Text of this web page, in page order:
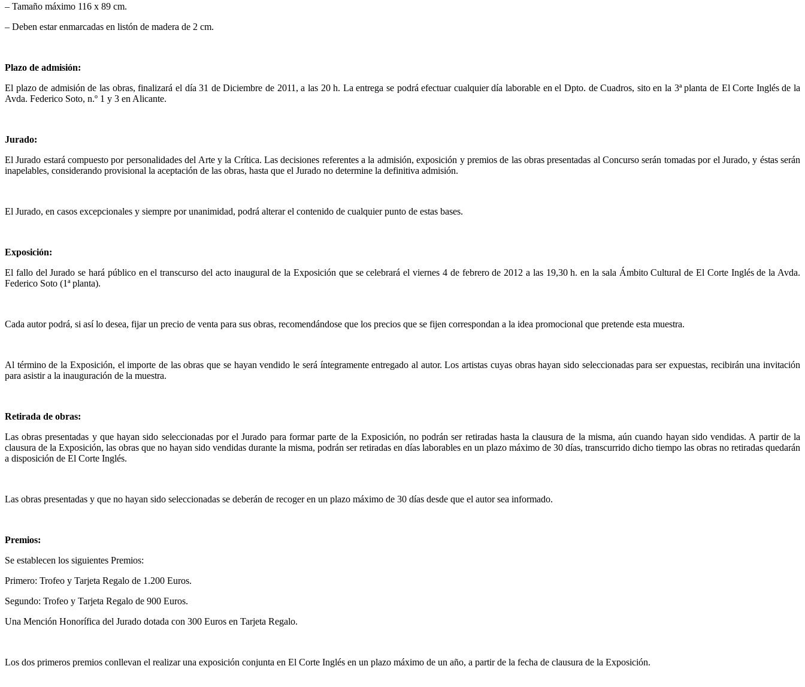
– Tamaño máximo 116 x 89 cm.
– Deben estar enmarcadas en listón de madera de 2 cm.
Plazo de admisión:
El plazo de admisión de las obras, finalizará el día 31 de Diciembre de 2011, a las 20 h. La entrega se podrá efectuar cualquier día laborable en el Dpto. de Cuadros, sito en la 3ª planta de El Corte Inglés de la
Avda. Federico Soto, n.º 1 y 3 en Alicante.
Jurado:
El Jurado estará compuesto por personalidades del Arte y la Crítica. Las decisiones referentes a la admisión, exposición y premios de las obras presentadas al Concurso serán tomadas por el Jurado, y éstas serán
inapelables, considerando provisional la aceptación de las obras, hasta que el Jurado no determine la definitiva admisión.
El Jurado, en casos excepcionales y siempre por unanimidad, podrá alterar el contenido de cualquier punto de estas bases.
Exposición:
El fallo del Jurado se hará público en el transcurso del acto inaugural de la Exposición que se celebrará el viernes 4 de febrero de 2012 a las 19,30 h. en la sala Ámbito Cultural de El Corte Inglés de la Avda.
Federico Soto (1ª planta).
Cada autor podrá, si así lo desea, fijar un precio de venta para sus obras, recomendándose que los precios que se fijen correspondan a la idea promocional que pretende esta muestra.
Al término de la Exposición, el importe de las obras que se hayan vendido le será íntegramente entregado al autor. Los artistas cuyas obras hayan sido seleccionadas para ser expuestas, recibirán una invitación
para asistir a la inauguración de la muestra.
Retirada de obras:
Las obras presentadas y que hayan sido seleccionadas por el Jurado para formar parte de la Exposición, no podrán ser retiradas hasta la clausura de la misma, aún cuando hayan sido vendidas. A partir de la
clausura de la Exposición, las obras que no hayan sido vendidas durante la misma, podrán ser retiradas en días laborables en un plazo máximo de 30 días, transcurrido dicho tiempo las obras no retiradas quedarán
a disposición de El Corte Inglés.
Las obras presentadas y que no hayan sido seleccionadas se deberán de recoger en un plazo máximo de 30 días desde que el autor sea informado.
Premios:
Se establecen los siguientes Premios:
Primero: Trofeo y Tarjeta Regalo de 1.200 Euros.
Segundo: Trofeo y Tarjeta Regalo de 900 Euros.
Una Mención Honorífica del Jurado dotada con 300 Euros en Tarjeta Regalo.
Los dos primeros premios conllevan el realizar una exposición conjunta en El Corte Inglés en un plazo máximo de un año, a partir de la fecha de clausura de la Exposición.